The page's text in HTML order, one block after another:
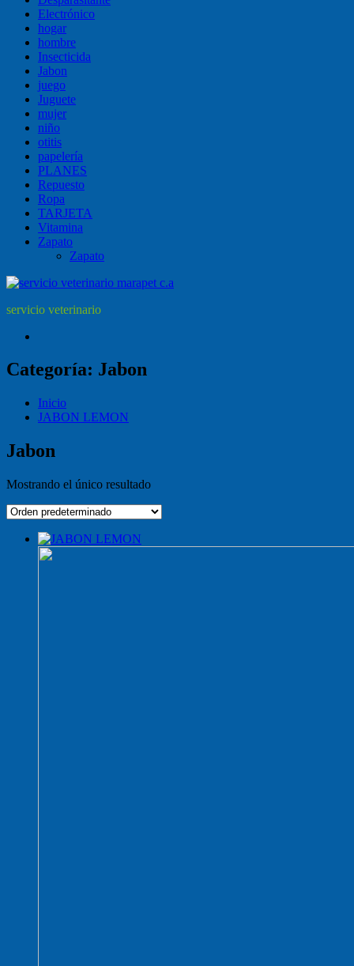
Electrónico
hogar
hombre
Insecticida
Jabon
juego
Juguete
mujer
niño
otitis
papelería
PLANES
Repuesto
Ropa
TARJETA
Vitamina
Zapato
Zapato
servicio veterinario
Categoría: Jabon
Inicio
JABON LEMON
Jabon
Mostrando el único resultado